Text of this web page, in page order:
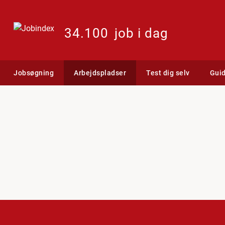
34.100 job i dag
Jobsøgning Arbejdspladser Test dig selv